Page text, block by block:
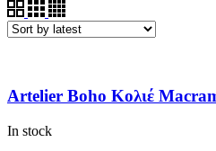
Artelier Boho Κολιέ
In stock